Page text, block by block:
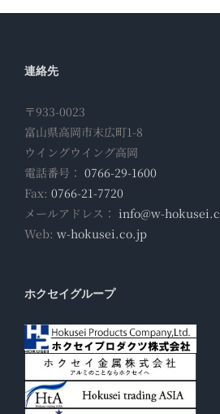
連絡先
〒933-0023
富山県高岡市末広町1-8
ウイングウイング高岡
電話番号： 0766-29-1600
Fax: 0766-21-7720
メールアドレス： info@w-
Web: w-hokusei.co.jp
ホクセイグループ